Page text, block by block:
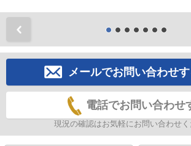
メールでお問い合わせ
電話でお問い合わせ
現況の確認はお気軽にお問い合わせく